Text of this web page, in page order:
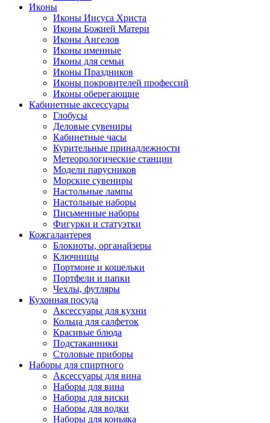
Иконы
Иконы Иисуса Христа
Иконы Божией Матери
Иконы Ангелов
Иконы именные
Иконы для семьи
Иконы Праздников
Иконы покровителей профессий
Иконы оберегающие
Кабинетные аксессуары
Глобусы
Деловые сувениры
Кабинетные часы
Курительные принадлежности
Метеорологические станции
Модели парусников
Морские сувениры
Настольные лампы
Настольные наборы
Письменные наборы
Фигурки и статуэтки
Кожгалантерея
Блокноты, органайзеры
Ключницы
Портмоне и кошельки
Портфели и папки
Чехлы, футляры
Кухонная посуда
Аксессуары для кухни
Кольца для салфеток
Красивые блюда
Подстаканники
Столовые приборы
Наборы для спиртного
Аксессуары для вина
Наборы для вина
Наборы для виски
Наборы для водки
Наборы для коньяка